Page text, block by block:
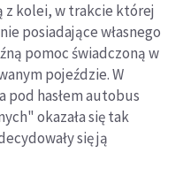
z kolei, w trakcie której
posiadające własnego
pomoc świadczoną w
pojeździe. W
pod hasłem autobus
okazała się tak
się ją